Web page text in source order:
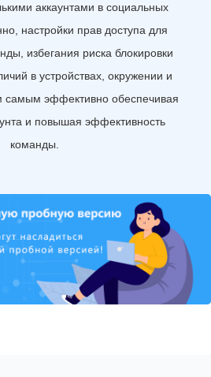
аккаунтами в социальных
настройки прав доступа для
избегания риска блокировки
в устройствах, окружении и
самым эффективно обеспечивая
и повышая эффективность
команды.